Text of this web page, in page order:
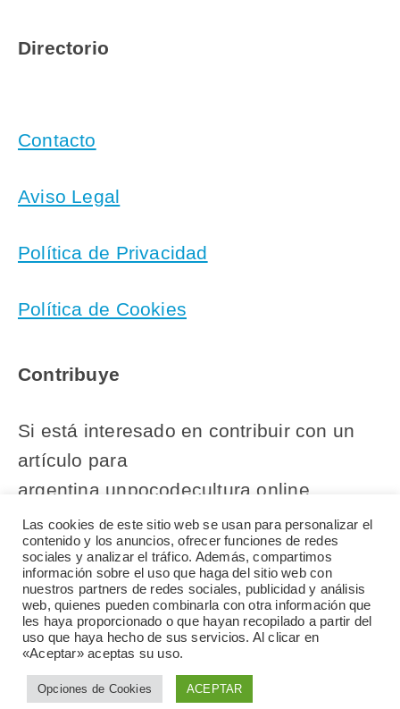
Directorio
Contacto
Aviso Legal
Política de Privacidad
Política de Cookies
Contribuye
Si está interesado en contribuir con un
artículo para
argentina.unpocodecultura.online,
comuníquese con nuestro equipo
editorial.
Una página del grupoUn Poco de Cultura Online
Las cookies de este sitio web se usan para personalizar el
contenido y los anuncios, ofrecer funciones de redes
sociales y analizar el tráfico. Además, compartimos
información sobre el uso que haga del sitio web con
nuestros partners de redes sociales, publicidad y análisis
web, quienes pueden combinarla con otra información que
les haya proporcionado o que hayan recopilado a partir del
uso que haya hecho de sus servicios. Al clicar en
«Aceptar» aceptas su uso.
Opciones de Cookies ACEPTAR